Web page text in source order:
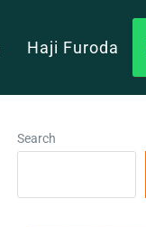
Haji Furoda
Search